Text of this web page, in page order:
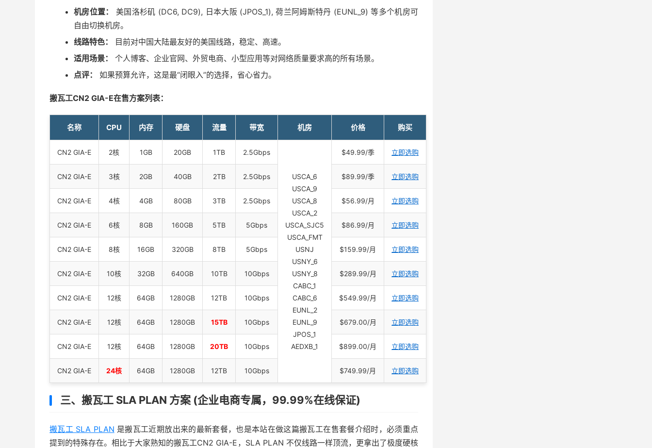
机房位置：
美国洛杉矶 (DC6, DC9), 日本大阪 (JPOS_1), 荷兰阿姆斯特丹 (EUNL_9) 等多个机房可
自由切换机房。
线路特色：
目前对中国大陆最友好的美国线路，稳定、高速。
适用场景：
个人博客、企业官网、外贸电商、小型应用等对网络质量要求高的所有场景。
点评：
如果预算允许，这是最“闭眼入”的选择，省心省力。
搬瓦工CN2 GIA-E在售方案列表：
名称 CPU 内存 硬盘 流量 带宽 机房 价格 购买
CN2 GIA-E 2核 1GB 20GB 1TB 2.5Gbps
USCA_6
USCA_9
USCA_8
USCA_2
USCA_SJC5
USCA_FMT
USNJ
USNY_6
USNY_8
CABC_1
CABC_6
EUNL_2
EUNL_9
JPOS_1
AEDXB_1
$49.99/季 立即选购
CN2 GIA-E 3核 2GB 40GB 2TB 2.5Gbps $89.99/季 立即选购
CN2 GIA-E 4核 4GB 80GB 3TB 2.5Gbps $56.99/月 立即选购
CN2 GIA-E 6核 8GB 160GB 5TB 5Gbps $86.99/月 立即选购
CN2 GIA-E 8核 16GB 320GB 8TB 5Gbps $159.99/月 立即选购
CN2 GIA-E 10核 32GB 640GB 10TB 10Gbps $289.99/月 立即选购
CN2 GIA-E 12核 64GB 1280GB 12TB 10Gbps $549.99/月 立即选购
CN2 GIA-E 12核 64GB 1280GB 15TB 10Gbps $679.00/月 立即选购
CN2 GIA-E 12核 64GB 1280GB 20TB 10Gbps $899.00/月 立即选购
CN2 GIA-E 24核 64GB 1280GB 12TB 10Gbps $749.99/月 立即选购
三、搬瓦工 SLA PLAN 方案 (企业电商专属，99.99%在线保证)
搬瓦工 SLA PLAN 是搬瓦工近期放出来的最新套餐，也是本站在做这篇搬瓦工在售套餐介绍时，必须重点
提到的特殊存在。相比于大家熟知的搬瓦工CN2 GIA-E，SLA PLAN 不仅线路一样顶流，更拿出了极度硬核